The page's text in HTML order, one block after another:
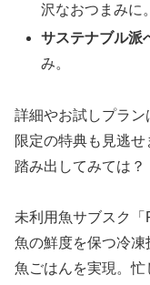
沢なおつまみに。
サステナブル派
み。
詳細やお試しプラン
限定の特典も見逃
踏み出してみては？
未利用魚サブスク
魚の鮮度を保つ冷
魚ごはんを実現。